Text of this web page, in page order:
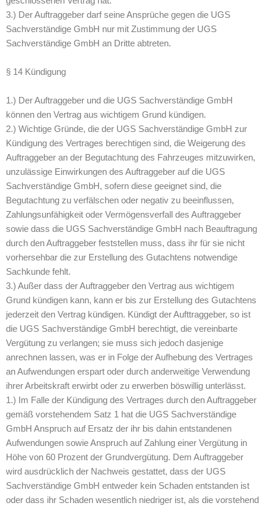
3.) Der Auftraggeber darf seine Ansprüche gegen die UGS
Sachverständige GmbH nur mit Zustimmung der UGS
Sachverständige GmbH an Dritte abtreten.
§ 14 Kündigung
1.) Der Auftraggeber und die UGS Sachverständige GmbH
können den Vertrag aus wichtigem Grund kündigen.
2.) Wichtige Gründe, die der UGS Sachverständige GmbH zur
Kündigung des Vertrages berechtigen sind, die Weigerung des
Auftraggeber an der Begutachtung des Fahrzeuges mitzuwirken,
unzulässige Einwirkungen des Auftraggeber auf die UGS
Sachverständige GmbH, sofern diese geeignet sind, die
Begutachtung zu verfälschen oder negativ zu beeinflussen,
Zahlungsunfähigkeit oder Vermögensverfall des Auftraggeber
sowie dass die UGS Sachverständige GmbH nach Beauftragung
durch den Auftraggeber feststellen muss, dass ihr für sie nicht
vorhersehbar die zur Erstellung des Gutachtens notwendige
Sachkunde fehlt.
3.) Außer dass der Auftraggeber den Vertrag aus wichtigem
Grund kündigen kann, kann er bis zur Erstellung des Gutachtens
jederzeit den Vertrag kündigen. Kündigt der Aufttraggeber, so ist
die UGS Sachverständige GmbH berechtigt, die vereinbarte
Vergütung zu verlangen; sie muss sich jedoch dasjenige
anrechnen lassen, was er in Folge der Aufhebung des Vertrages
an Aufwendungen erspart oder durch anderweitige Verwendung
ihrer Arbeitskraft erwirbt oder zu erwerben böswillig unterlässt.
1.) Im Falle der Kündigung des Vertrages durch den Auftraggeber
gemäß vorstehendem Satz 1 hat die UGS Sachverständige
GmbH Anspruch auf Ersatz der ihr bis dahin entstandenen
Aufwendungen sowie Anspruch auf Zahlung einer Vergütung in
Höhe von 60 Prozent der Grundvergütung. Dem Auftraggeber
wird ausdrücklich der Nachweis gestattet, dass der UGS
Sachverständige GmbH entweder kein Schaden entstanden ist
oder dass ihr Schaden wesentlich niedriger ist, als die vorstehend